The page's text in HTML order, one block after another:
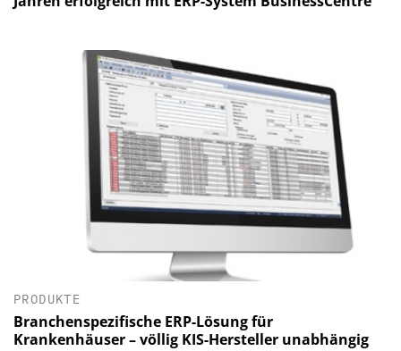
PRODUKTE
Branchenspezifische ERP-Lösung für
Krankenhäuser – völlig KIS-Hersteller unabhängig